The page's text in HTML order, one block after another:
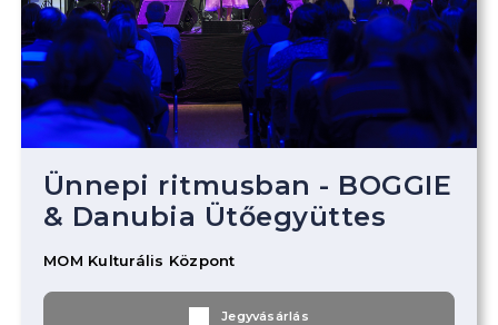
Ünnepi ritmusban - BOGGIE
& Danubia Ütőegyüttes
MOM Kulturális Központ
Jegyvásárlás